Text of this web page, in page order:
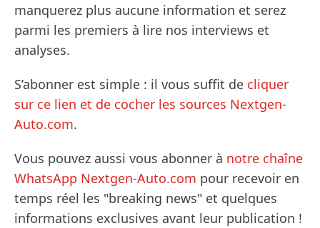
manquerez plus aucune information et serez
parmi les premiers à lire nos interviews et
analyses.
S’abonner est simple : il vous suffit de cliquer
sur ce lien et de cocher les sources Nextgen-
Auto.com.
Vous pouvez aussi vous abonner à notre chaîne
WhatsApp Nextgen-Auto.com pour recevoir en
temps réel les "breaking news" et quelques
informations exclusives avant leur publication !